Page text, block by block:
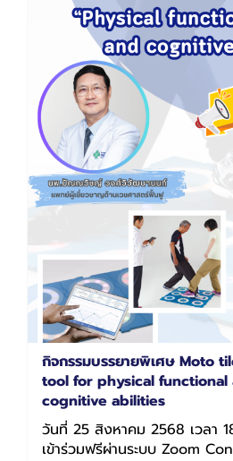
กิจกรรมบรรยายพิเศษ Moto
tool for physical functional
cognitive abilities
วันที่ 25 สิงหาคม 2568 เวลา
เข้าร่วมฟรีผ่านระบบ Zoom